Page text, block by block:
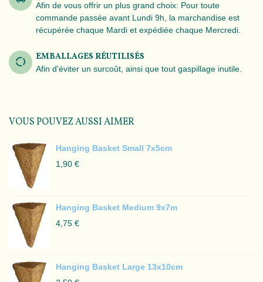
Afin de vous offrir un plus grand choix: Pour toute
commande passée avant Lundi 9h, la marchandise est
récupérée chaque Mardi et expédiée chaque Mercredi.
EMBALLAGES RÉUTILISÉS
Afin d'éviter un surcoût, ainsi que tout gaspillage inutile.
VOUS POUVEZ AUSSI AIMER
Hanging Basket Small 7x5cm
1,90 €
Hanging Basket Medium 9x7m
4,75 €
Hanging Basket Large 13x10cm